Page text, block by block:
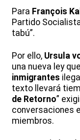
Para François
Partido
tabú”.
Por ello, Ursula
una nueva ley
inmigrantes
texto llevará
de Retorno”
conversaciones
miembros.